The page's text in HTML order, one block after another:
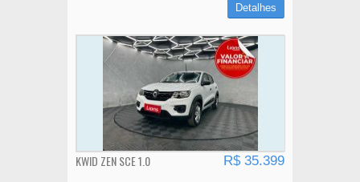
Detalhes
KWID ZEN SCE 1.0 R$ 35.399